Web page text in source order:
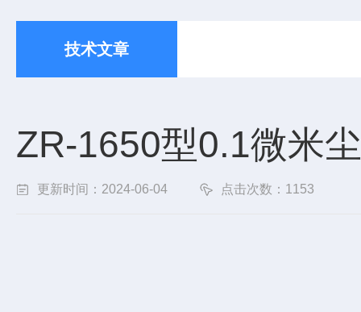
技术文章
ZR-1650型0.1微米
更新时间：2024-06-04 点击次数：1153